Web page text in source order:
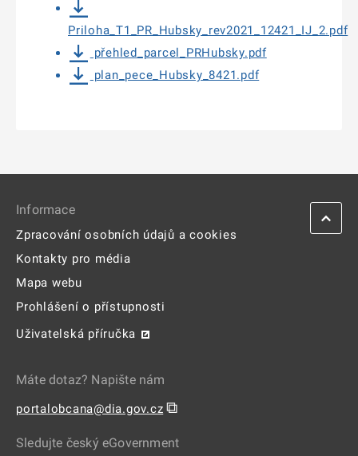
Priloha_T1_PR_Hubsky_rev2021_12421_IJ_2.pdf
přehled_parcel_PRHubsky.pdf
plan_pece_Hubsky_8421.pdf
Informace
Zpracování osobních údajů a cookies
Kontakty pro média
Mapa webu
Prohlášení o přístupnosti
Uživatelská příručka
Máte dotaz? Napište nám
portalobcana@dia.gov.cz ⧉
Sledujte český eGovernment